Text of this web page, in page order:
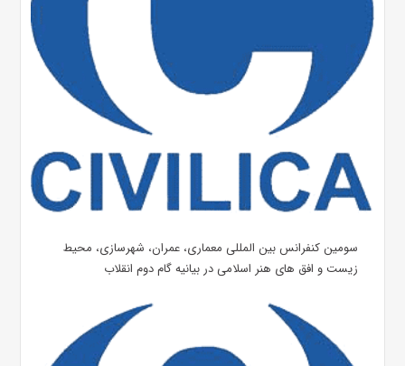
سومین کنفرانس بین المللی معماری، عمران، شهرسازی، محیط
زیست و افق های هنر اسلامی در بیانیه گام دوم انقلاب